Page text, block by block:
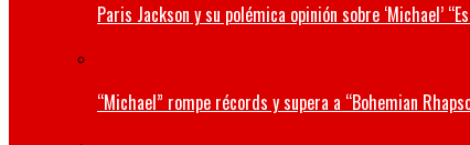
Paris Jackson y su polémica opinión sobre ‘Michael’
“Michael” rompe récords y supera a “Bohemian